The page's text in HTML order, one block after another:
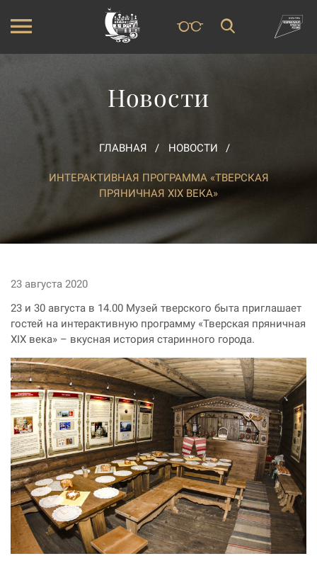
Новости
ГЛАВНАЯ НОВОСТИ
ИНТЕРАКТИВНАЯ ПРОГРАММА «ТВЕРСКАЯ
ПРЯНИЧНАЯ XIX ВЕКА»
23 августа 2020
23 и 30 августа в 14.00 Музей тверского быта приглашает
гостей на интерактивную программу «Тверская пряничная
XIX века» – вкусная история старинного города.